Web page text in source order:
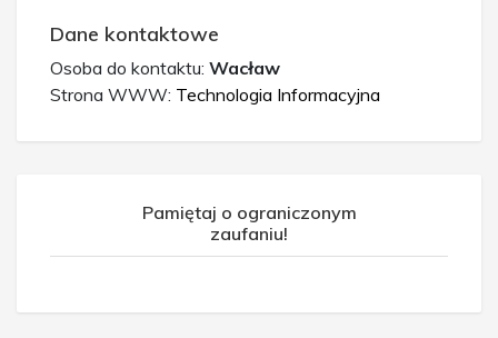
Dane kontaktowe
Osoba do kontaktu: Wacław
Strona WWW: Technologia Informacyjna
Pamiętaj o ograniczonym
zaufaniu!